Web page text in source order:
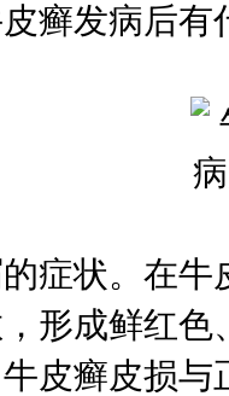
癣发病后
症状。在
形成鲜红
皮癣皮损